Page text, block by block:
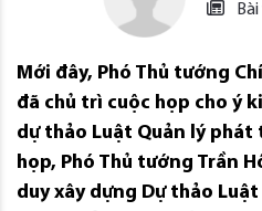
Mới đây, Phó Thủ tướng
đã chủ trì cuộc họp cho ý
dự thảo Luật Quản lý phát
họp, Phó Thủ tướng Trần
duy xây dựng Dự thảo